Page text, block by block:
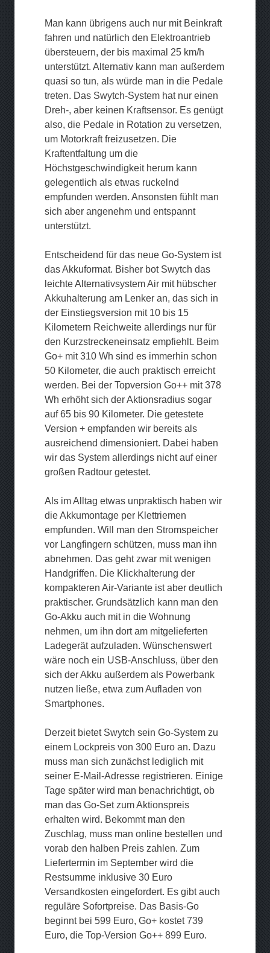
Man kann übrigens auch nur mit Beinkraft
fahren und natürlich den Elektroantrieb
übersteuern, der bis maximal 25 km/h
unterstützt. Alternativ kann man außerdem
quasi so tun, als würde man in die Pedale
treten. Das Swytch-System hat nur einen
Dreh-, aber keinen Kraftsensor. Es genügt
also, die Pedale in Rotation zu versetzen,
um Motorkraft freizusetzen. Die
Kraftentfaltung um die
Höchstgeschwindigkeit herum kann
gelegentlich als etwas ruckelnd
empfunden werden. Ansonsten fühlt man
sich aber angenehm und entspannt
unterstützt.
Entscheidend für das neue Go-System ist
das Akkuformat. Bisher bot Swytch das
leichte Alternativsystem Air mit hübscher
Akkuhalterung am Lenker an, das sich in
der Einstiegsversion mit 10 bis 15
Kilometern Reichweite allerdings nur für
den Kurzstreckeneinsatz empfiehlt. Beim
Go+ mit 310 Wh sind es immerhin schon
50 Kilometer, die auch praktisch erreicht
werden. Bei der Topversion Go++ mit 378
Wh erhöht sich der Aktionsradius sogar
auf 65 bis 90 Kilometer. Die getestete
Version + empfanden wir bereits als
ausreichend dimensioniert. Dabei haben
wir das System allerdings nicht auf einer
großen Radtour getestet.
Als im Alltag etwas unpraktisch haben wir
die Akkumontage per Klettriemen
empfunden. Will man den Stromspeicher
vor Langfingern schützen, muss man ihn
abnehmen. Das geht zwar mit wenigen
Handgriffen. Die Klickhalterung der
kompakteren Air-Variante ist aber deutlich
praktischer. Grundsätzlich kann man den
Go-Akku auch mit in die Wohnung
nehmen, um ihn dort am mitgelieferten
Ladegerät aufzuladen. Wünschenswert
wäre noch ein USB-Anschluss, über den
sich der Akku außerdem als Powerbank
nutzen ließe, etwa zum Aufladen von
Smartphones.
Derzeit bietet Swytch sein Go-System zu
einem Lockpreis von 300 Euro an. Dazu
muss man sich zunächst lediglich mit
seiner E-Mail-Adresse registrieren. Einige
Tage später wird man benachrichtigt, ob
man das Go-Set zum Aktionspreis
erhalten wird. Bekommt man den
Zuschlag, muss man online bestellen und
vorab den halben Preis zahlen. Zum
Liefertermin im September wird die
Restsumme inklusive 30 Euro
Versandkosten eingefordert. Es gibt auch
reguläre Sofortpreise. Das Basis-Go
beginnt bei 599 Euro, Go+ kostet 739
Euro, die Top-Version Go++ 899 Euro.